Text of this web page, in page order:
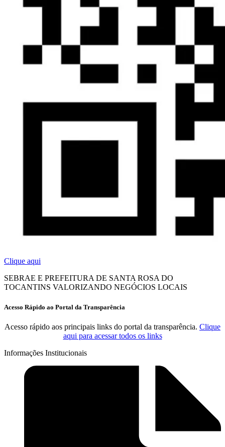
Clique aqui
SEBRAE E PREFEITURA DE SANTA ROSA DO
TOCANTINS VALORIZANDO NEGÓCIOS LOCAIS
Acesso Rápido ao Portal da Transparência
Acesso rápido aos principais links do portal da transparência. Clique
aqui para acessar todos os links
Informações Institucionais